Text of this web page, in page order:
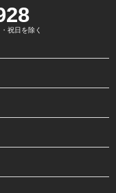
祝日を除く